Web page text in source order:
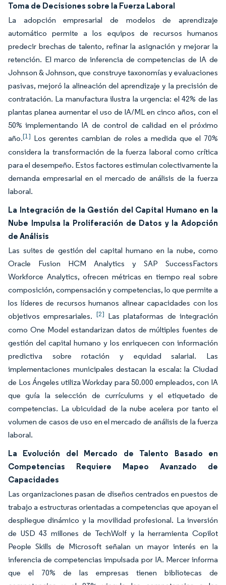
Toma de Decisiones sobre la Fuerza Laboral
La adopción empresarial de modelos de aprendizaje
automático permite a los equipos de recursos humanos
predecir brechas de talento, refinar la asignación y mejorar la
retención. El marco de inferencia de competencias de IA de
Johnson & Johnson, que construye taxonomías y evaluaciones
pasivas, mejoró la alineación del aprendizaje y la precisión de
contratación. La manufactura ilustra la urgencia: el 42% de las
plantas planea aumentar el uso de IA/ML en cinco años, con el
50% implementando IA de control de calidad en el próximo
año.[1] Los gerentes cambian de roles a medida que el 70%
considera la transformación de la fuerza laboral como crítica
para el desempeño. Estos factores estimulan colectivamente la
demanda empresarial en el mercado de análisis de la fuerza
laboral.
La Integración de la Gestión del Capital Humano en la
Nube Impulsa la Proliferación de Datos y la Adopción
de Análisis
Las suites de gestión del capital humano en la nube, como
Oracle Fusion HCM Analytics y SAP SuccessFactors
Workforce Analytics, ofrecen métricas en tiempo real sobre
composición, compensación y competencias, lo que permite a
los líderes de recursos humanos alinear capacidades con los
objetivos empresariales. [2] Las plataformas de integración
como One Model estandarizan datos de múltiples fuentes de
gestión del capital humano y los enriquecen con información
predictiva sobre rotación y equidad salarial. Las
implementaciones municipales destacan la escala: la Ciudad
de Los Ángeles utiliza Workday para 50.000 empleados, con IA
que guía la selección de currículums y el etiquetado de
competencias. La ubicuidad de la nube acelera por tanto el
volumen de casos de uso en el mercado de análisis de la fuerza
laboral.
La Evolución del Mercado de Talento Basado en
Competencias Requiere Mapeo Avanzado de
Capacidades
Las organizaciones pasan de diseños centrados en puestos de
trabajo a estructuras orientadas a competencias que apoyan el
despliegue dinámico y la movilidad profesional. La inversión
de USD 43 millones de TechWolf y la herramienta Copilot
People Skills de Microsoft señalan un mayor interés en la
inferencia de competencias impulsada por IA. Mercer informa
que el 70% de las empresas tienen bibliotecas de